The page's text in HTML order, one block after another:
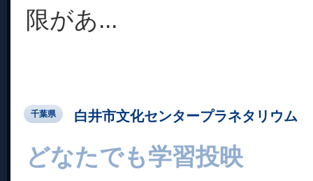
限があ...
千葉県 白井市文化センタープラネタリウム
どなたでも学習投映